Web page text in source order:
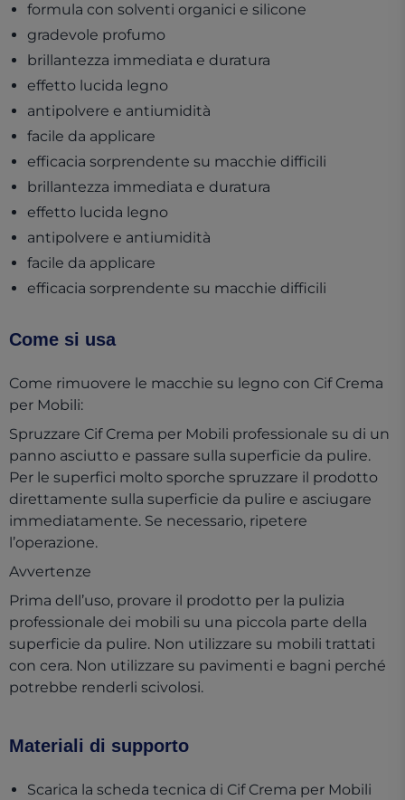
formula con solventi organici e silicone
gradevole profumo
brillantezza immediata e duratura
effetto lucida legno
antipolvere e antiumidità
facile da applicare
efficacia sorprendente su macchie difficili
brillantezza immediata e duratura
effetto lucida legno
antipolvere e antiumidità
facile da applicare
efficacia sorprendente su macchie difficili
Come si usa
Come rimuovere le macchie su legno con Cif Crema
per Mobili:
Spruzzare Cif Crema per Mobili professionale su di un
panno asciutto e passare sulla superficie da pulire.
Per le superfici molto sporche spruzzare il prodotto
direttamente sulla superficie da pulire e asciugare
immediatamente. Se necessario, ripetere
l’operazione.
Avvertenze
Prima dell’uso, provare il prodotto per la pulizia
professionale dei mobili su una piccola parte della
superficie da pulire. Non utilizzare su mobili trattati
con cera. Non utilizzare su pavimenti e bagni perché
potrebbe renderli scivolosi.
Materiali di supporto
Scarica la scheda tecnica di Cif Crema per Mobili